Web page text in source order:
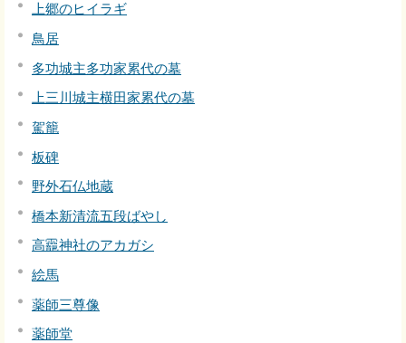
上郷のヒイラギ
鳥居
多功城主多功家累代の墓
上三川城主横田家累代の墓
駕籠
板碑
野外石仏地蔵
橋本新清流五段ばやし
高龗神社のアカガシ
絵馬
薬師三尊像
薬師堂